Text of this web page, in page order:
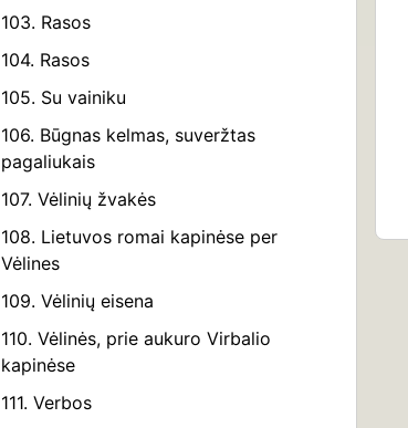
103. Rasos
104. Rasos
105. Su vainiku
106. Būgnas kelmas, suveržtas
pagaliukais
107. Vėlinių žvakės
108. Lietuvos romai kapinėse per
Vėlines
109. Vėlinių eisena
110. Vėlinės, prie aukuro Virbalio
kapinėse
111. Verbos